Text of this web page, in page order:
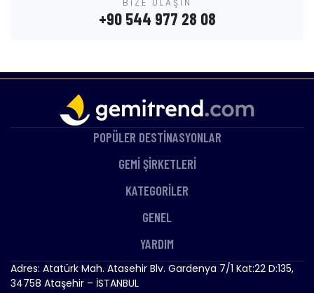
BİZE ULAŞIN
+90 544 977 28 08
POPÜLER DESTİNASYONLAR
GEMİ ŞİRKETLERİ
KATEGORİLER
GENEL
YARDIM
Adres: Atatürk Mah. Atasehir Blv. Gardenya 7/1 Kat:22 D:135,
34758 Ataşehir – İSTANBUL